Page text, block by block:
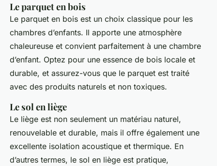
Le parquet en bois
Le parquet en bois est un choix classique pour les
chambres d’enfants. Il apporte une atmosphère
chaleureuse et convient parfaitement à une chambre
d’enfant. Optez pour une essence de bois locale et
durable, et assurez-vous que le parquet est traité
avec des produits naturels et non toxiques.
Le sol en liège
Le liège est non seulement un matériau naturel,
renouvelable et durable, mais il offre également une
excellente isolation acoustique et thermique. En
d’autres termes, le sol en liège est pratique,